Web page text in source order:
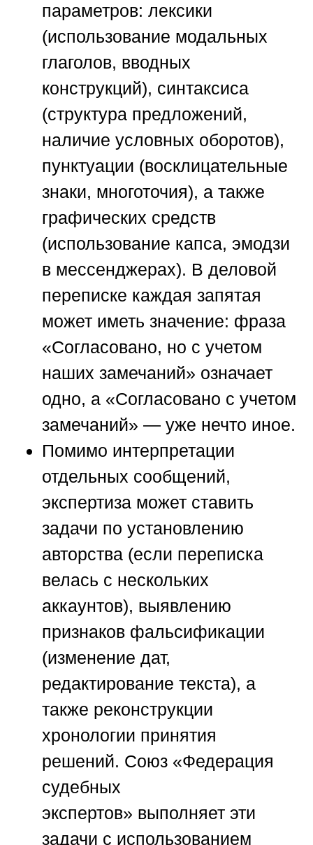
параметров: лексики
(использование модальных
глаголов, вводных
конструкций), синтаксиса
(структура предложений,
наличие условных оборотов),
пунктуации (восклицательные
знаки, многоточия), а также
графических средств
(использование капса, эмодзи
в мессенджерах). В деловой
переписке каждая запятая
может иметь значение: фраза
«Согласовано, но с учетом
наших замечаний» означает
одно, а «Согласовано с учетом
замечаний» — уже нечто иное.
Помимо интерпретации
отдельных сообщений,
экспертиза может ставить
задачи по установлению
авторства (если переписка
велась с нескольких
аккаунтов), выявлению
признаков фальсификации
(изменение дат,
редактирование текста), а
также реконструкции
хронологии принятия
решений. Союз «Федерация
судебных
экспертов» выполняет эти
задачи с использованием